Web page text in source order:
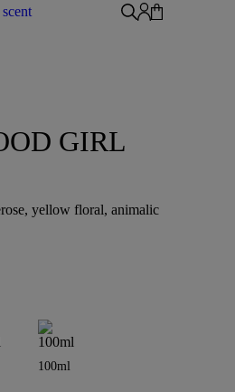
– DIFFUSERS
GIRL
yellow floral, animalic